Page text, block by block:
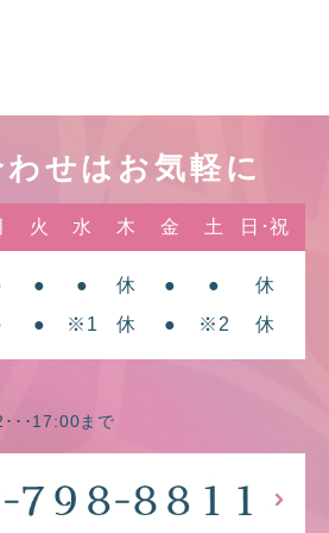
せはお気軽に
火 水 木 金 土 日･祝
● ● 休 ● ●
休
● ※1 休 ● ※2 休
･17:00まで